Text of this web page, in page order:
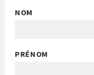
NOM
PRÉNOM